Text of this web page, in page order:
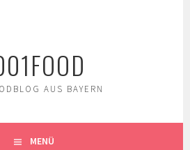
AUS BAYERN
MENÜ